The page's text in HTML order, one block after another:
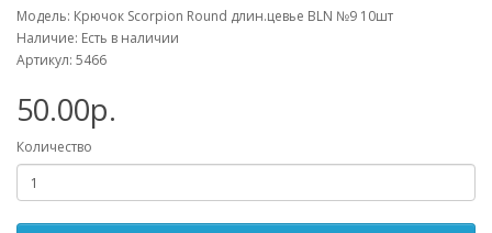
Модель: Крючок Scorpion Round длин.цевье BLN №9 10шт
Наличие: Есть в наличии
Артикул: 5466
50.00р.
Количество